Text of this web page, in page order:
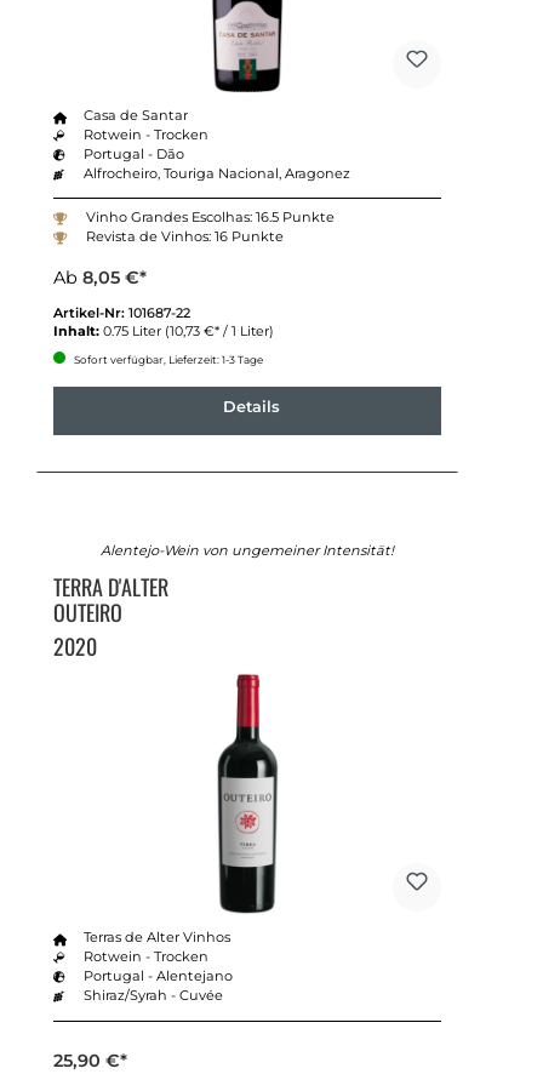
Casa de Santar
Rotwein - Trocken
Portugal - Dão
Alfrocheiro, Touriga Nacional, Aragonez
Vinho Grandes Escolhas: 16.5 Punkte
Revista de Vinhos: 16 Punkte
Ab 8,05 €*
Artikel-Nr: 101687-22
Inhalt: 0.75 Liter (10,73 €* / 1 Liter)
Sofort verfügbar, Lieferzeit: 1-3 Tage
Details
Alentejo-Wein von ungemeiner Intensität!
TERRA D'ALTER
OUTEIRO
2020
Terras de Alter Vinhos
Rotwein - Trocken
Portugal - Alentejano
Shiraz/Syrah - Cuvée
25,90 €*